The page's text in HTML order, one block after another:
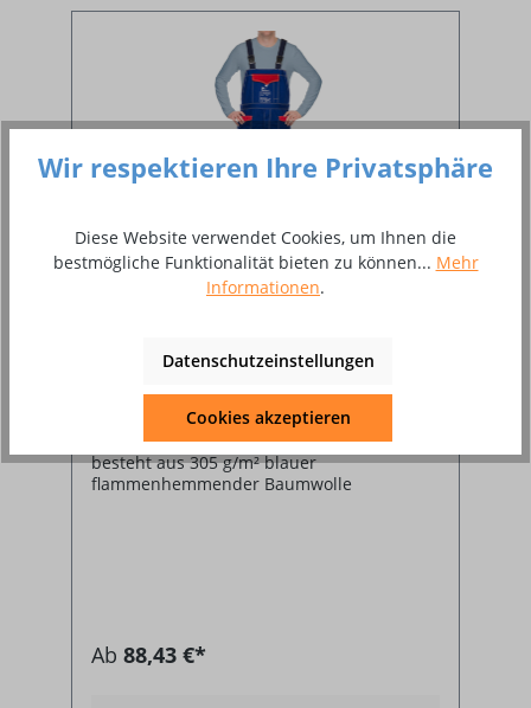
besteht aus 305 g/m² blauer
flammenhemmender Baumwolle
Ab 88,43 €*
Wir respektieren Ihre Privatsphäre
Diese Website verwendet Cookies, um Ihnen die
bestmögliche Funktionalität bieten zu können... Mehr
Informationen.
Datenschutzeinstellungen
Cookies akzeptieren